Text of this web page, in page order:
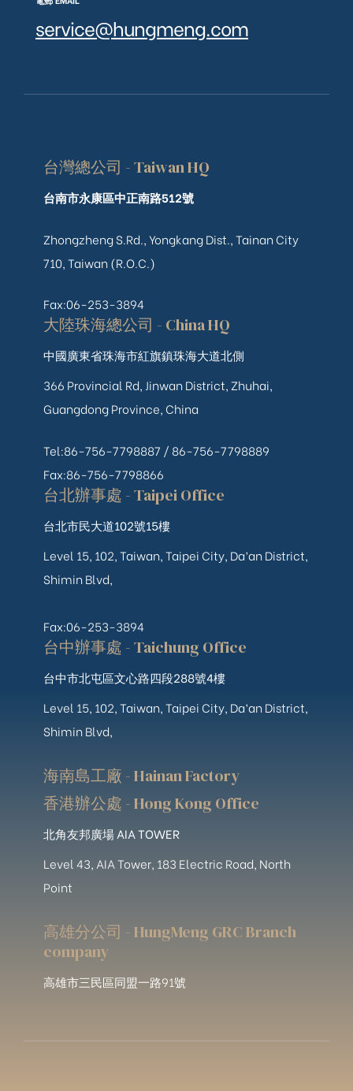
service@hungmeng.com
台灣總公司 - Taiwan HQ
台南市永康區中正南路512號
Zhongzheng S.Rd., Yongkang Dist., Tainan City
710, Taiwan (R.O.C.)
Fax:06-253-3894
大陸珠海總公司 - China HQ
中國廣東省珠海市紅旗鎮珠海大道北側
366 Provincial Rd, Jinwan District, Zhuhai,
Guangdong Province, China
Tel:86-756-7798887 / 86-756-7798889
Fax:86-756-7798866
台北辦事處 - Taipei Office
台北市民大道102號15樓
Level 15, 102, Taiwan, Taipei City, Da’an District,
Shimin Blvd,
Fax:06-253-3894
台中辦事處 - Taichung Office
台中市北屯區文心路四段288號4樓
Level 15, 102, Taiwan, Taipei City, Da’an District,
Shimin Blvd,
海南島工廠 - Hainan Factory
香港辦公處 - Hong Kong Office
北角友邦廣場 AIA TOWER
Level 43, AIA Tower, 183 Electric Road, North
Point
高雄分公司 - HungMeng GRC Branch
company
高雄市三民區同盟一路91號